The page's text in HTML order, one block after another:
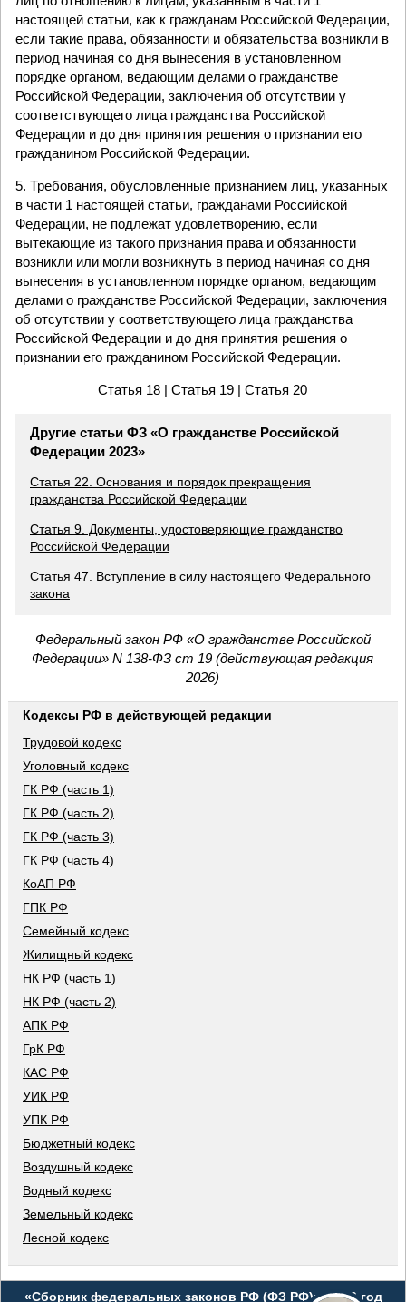
настоящей статьи, как к гражданам Российской Федерации,
если такие права, обязанности и обязательства возникли в
период начиная со дня вынесения в установленном
порядке органом, ведающим делами о гражданстве
Российской Федерации, заключения об отсутствии у
соответствующего лица гражданства Российской
Федерации и до дня принятия решения о признании его
гражданином Российской Федерации.
5. Требования, обусловленные признанием лиц, указанных
в части 1 настоящей статьи, гражданами Российской
Федерации, не подлежат удовлетворению, если
вытекающие из такого признания права и обязанности
возникли или могли возникнуть в период начиная со дня
вынесения в установленном порядке органом, ведающим
делами о гражданстве Российской Федерации, заключения
об отсутствии у соответствующего лица гражданства
Российской Федерации и до дня принятия решения о
признании его гражданином Российской Федерации.
Статья 18 | Статья 19 |Статья 20
Другие статьи ФЗ «О гражданстве Российской
Федерации 2023»
Статья 22. Основания и порядок прекращения
гражданства Российской Федерации
Статья 9. Документы, удостоверяющие гражданство
Российской Федерации
Статья 47. Вступление в силу настоящего Федерального
закона
Федеральный закон РФ «О гражданстве Российской
Федерации» N 138-ФЗ ст 19 (действующая редакция
2026)
Кодексы РФ в действующей редакции
Трудовой кодекс
Уголовный кодекс
ГК РФ (часть 1)
ГК РФ (часть 2)
ГК РФ (часть 3)
ГК РФ (часть 4)
КоАП РФ
ГПК РФ
Семейный кодекс
Жилищный кодекс
НК РФ (часть 1)
НК РФ (часть 2)
АПК РФ
ГрК РФ
КАС РФ
УИК РФ
УПК РФ
Бюджетный кодекс
Воздушный кодекс
Водный кодекс
Земельный кодекс
Лесной кодекс
«Сборник федеральных законов РФ (ФЗ РФ)», 2026 год